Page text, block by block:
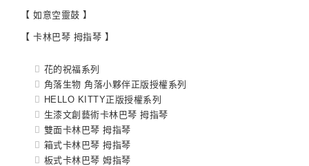
【 如意空靈鼓 】
【 卡林巴琴 拇指琴 】
花的祝福系列
角落生物 角落小夥伴正版授權系列
HELLO KITTY正版授權系列
生漆文創藝術卡林巴琴 拇指琴
雙面卡林巴琴 拇指琴
箱式卡林巴琴 拇指琴
板式卡林巴琴 姆指琴